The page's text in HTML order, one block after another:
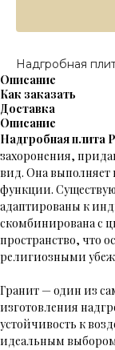
Надгробная
Описание
Как заказать
Доставка
Описание
Надгробная плита
захоронения,
вид. Она выполняет
функции.
адаптированы к
скомбинирована с
пространство, что
религиозными
Гранит — один из
изготовления
устойчивость к
идеальным